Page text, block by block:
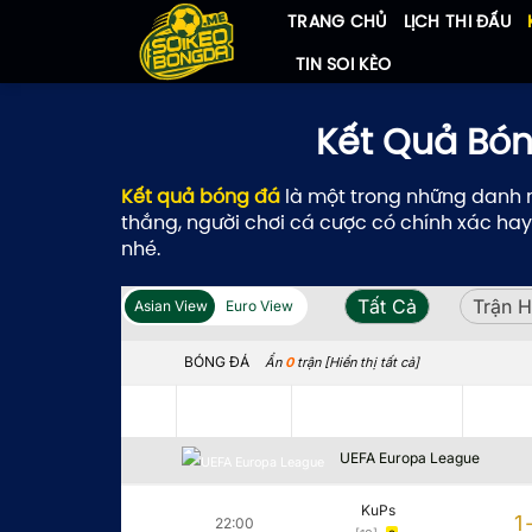
TRANG CHỦ LỊCH THI ĐẤU
TIN SOI KÈO
Kết Quả
Kết quả bóng đá là một trong những danh
thắng, người chơi cá cược có chính xác
nhé.
Asian View Euro View Tất Cả Trận
BÓNG ĐÁ Ẩn 0trận [Hiển thị tất cả]
UEFA Europa League
22:00
KuPs
Asian View Euro View Tất Cả Trận
BÓNG ĐÁ Ẩn 0trận [Hiển thị tất cả]